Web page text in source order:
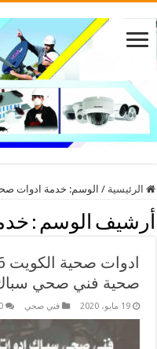
الرئيسية / الوسم: خدمة ادوات
أرشيف الوسم :
صحية فني صحي
19 مايو، 2020 فني صحي 0